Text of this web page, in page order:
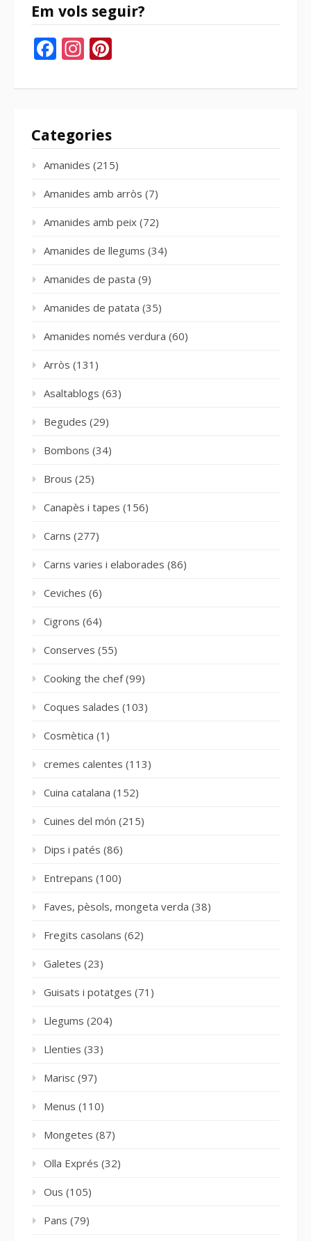
Em vols seguir?
Facebook
Instagram
Categories
Amanides (215)
Amanides amb arròs (7)
Amanides amb peix (72)
Amanides de llegums (34)
Amanides de pasta (9)
Amanides de patata (35)
Amanides només verdura (60)
Arròs (131)
Asaltablogs (63)
Begudes (29)
Bombons (34)
Brous (25)
Canapès i tapes (156)
Carns (277)
Carns varies i elaborades (86)
Ceviches (6)
Cigrons (64)
Conserves (55)
Cooking the chef(99)
Coques salades (103)
Cosmètica (1)
cremes calentes (113)
Cuina catalana (152)
Cuines del món (215)
Dips i patés (86)
Entrepans (100)
Faves, pèsols, mongeta verda (38)
Fregits casolans (62)
Galetes (23)
Guisats i potatges (71)
Llegums (204)
Llenties (33)
Marisc (97)
Menus (110)
Mongetes (87)
Olla Exprés (32)
Ous (105)
Pans (79)